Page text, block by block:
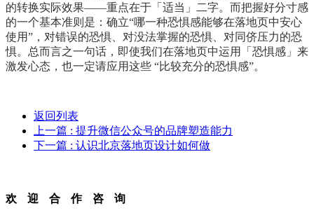
的转换实际效果——重点在于「适当」二字。而把握好分寸感
的一个基本准则是：确立“哪一种恐惧感能够在落地页中安心
使用”，对错误的恐惧、对没法掌握的恐惧、对同侪压力的恐
惧。总而言之一句话，即使我们在落地页中运用「恐惧感」来
激发心态，也一定请应用这些 “比较充分的恐惧感”。
返回列表
上一篇 : 提升微信公众号的品牌塑造能力
下一篇 : 认识北京落地页设计如何做
欢迎合作咨询